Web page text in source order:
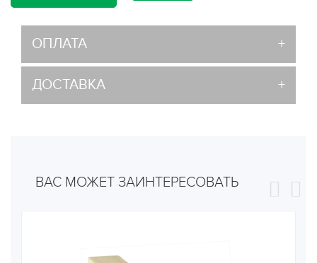
ОПЛАТА
ДОСТАВКА
ВАС МОЖЕТ ЗАИНТЕРЕСОВАТЬ